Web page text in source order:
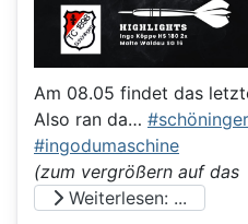
Am 08.05 findet das
Also ran da…
#ingodumaschine
(zum vergrößern auf das
Weiterlesen: ...